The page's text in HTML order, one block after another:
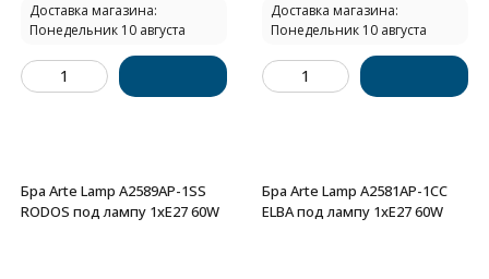
Доставка магазина:
Понедельник 10 августа
Доставка магазина:
Понедельник 10 августа
Бра Arte Lamp A2589AP-1SS
RODOS под лампу 1xE27 60W
Бра Arte Lamp A2581AP-1CC
ELBA под лампу 1xE27 60W